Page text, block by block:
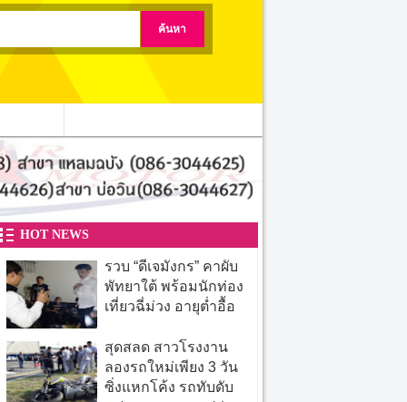
HOT NEWS
รวบ “ดีเจมังกร” คาผับ
พัทยาใต้ พร้อมนักท่อง
เที่ยวฉี่ม่วง อายุต่ำอื้อ
สุดสลด สาวโรงงาน
ลองรถใหม่เพียง 3 วัน
ซิ่งแหกโค้ง รถทับดับ